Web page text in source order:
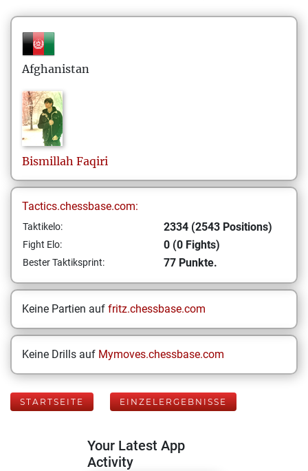
Afghanistan
Bismillah Faqiri
Tactics.chessbase.com:
Taktikelo: 2334 (2543 Positions)
Fight Elo: 0 (0 Fights)
Bester Taktiksprint: 77 Punkte.
Keine Partien auf fritz.chessbase.com
Keine Drills auf Mymoves.chessbase.com
STARTSEITE EINZELERGEBNISSE
Your Latest App
Activity